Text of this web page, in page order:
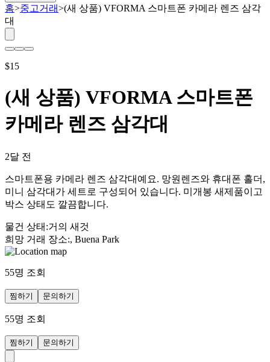
홈>중고거래>(새 상품) VFORMA 스마트폰 카메라 렌즈 삼각
대
$15
(새 상품) VFORMA 스마트폰
카메라 렌즈 삼각대
2달 전
스마트폰용 카메라 렌즈 삼각대예요. 망원렌즈와 휴대폰 홀더,
미니 삼각대가 세트로 구성되어 있습니다. 미개봉 새제품이고
박스 상태도 깔끔합니다.
물건 상태 :거의 새것
희망 거래 장소:, Buena Park
55명 조회
찜하기 문의하기
55명 조회
찜하기 문의하기